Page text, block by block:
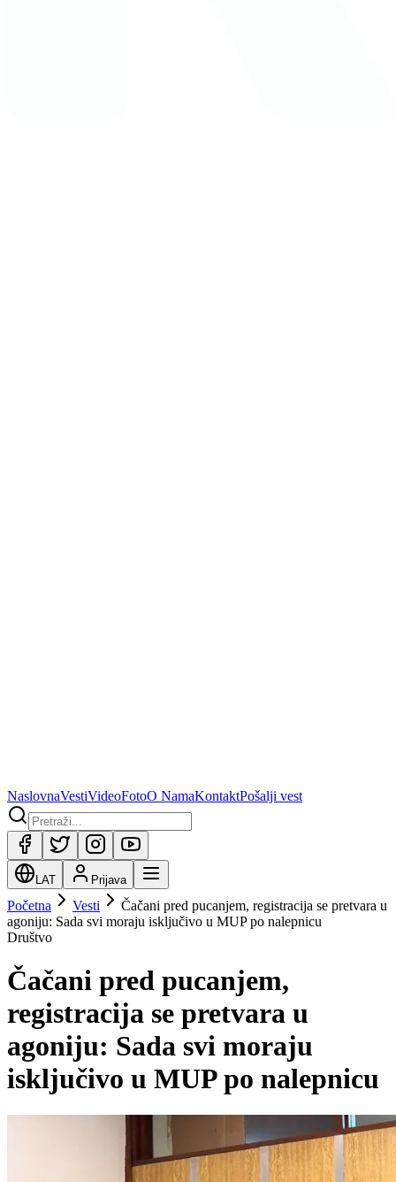
NaslovnaVestiVideoFotoO NamaKontaktPošalji vest
LAT Prijava
Početna Vesti
Čačani pred pucanjem, registracija se pretvara u
agoniju: Sada svi moraju isključivo u MUP po nalepnicu
Društvo
Čačani pred pucanjem,
registracija se pretvara u
agoniju: Sada svi moraju
isključivo u MUP po nalepnicu